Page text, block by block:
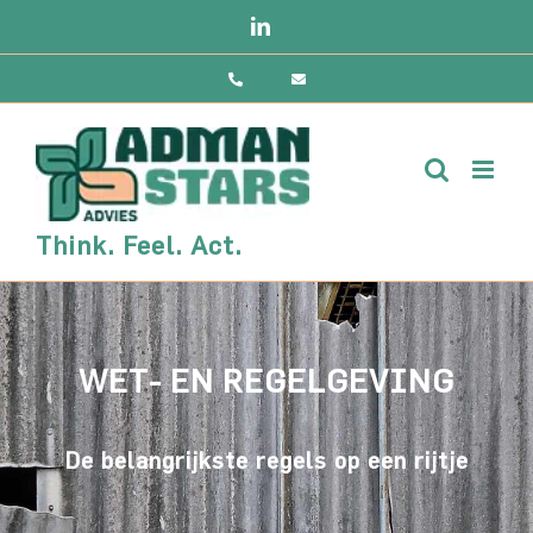
naar
inhoud
LinkedIn
Think. Feel. Act.
WET- EN REGELGEVING
De belangrijkste regels op een rijtje